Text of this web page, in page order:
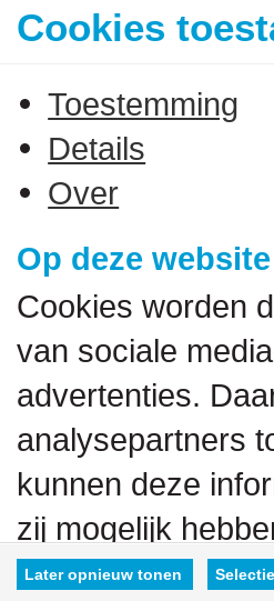
Cookies
Toestemming
Details
Over
Op deze
Cookies worden
van sociale
advertenties.
analysepartners
kunnen deze
zij mogelijk
hen hebt
Later opnieuw tonen